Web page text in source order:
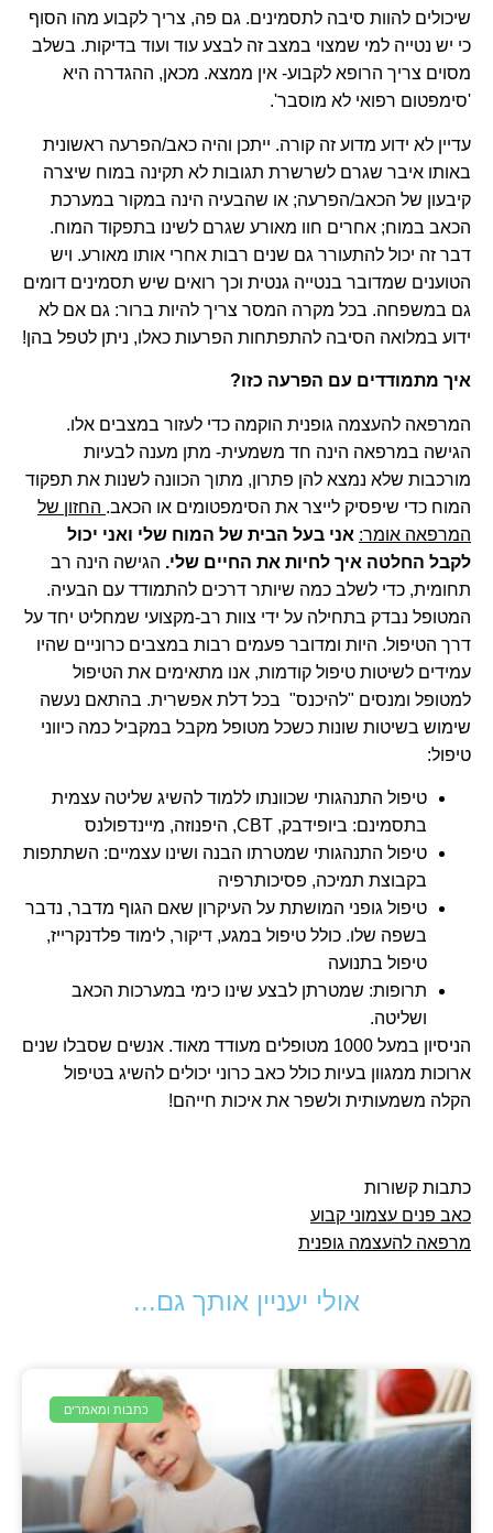
שיכולים להוות סיבה לתסמינים. גם פה, צריך לקבוע מהו הסוף
כי יש נטייה למי שמצוי במצב זה לבצע עוד ועוד בדיקות. בשלב
מסוים צריך הרופא לקבוע- אין ממצא. מכאן, ההגדרה היא
'סימפטום רפואי לא מוסבר'.
עדיין לא ידוע מדוע זה קורה. ייתכן והיה כאב/הפרעה ראשונית
באותו איבר שגרם לשרשרת תגובות לא תקינה במוח שיצרה
קיבעון של הכאב/הפרעה; או שהבעיה הינה במקור במערכת
הכאב במוח; אחרים חוו מאורע שגרם לשינו בתפקוד המוח.
דבר זה יכול להתעורר גם שנים רבות אחרי אותו מאורע. ויש
הטוענים שמדובר בנטייה גנטית וכך רואים שיש תסמינים דומים
גם במשפחה. בכל מקרה המסר צריך להיות ברור: גם אם לא
ידוע במלואה הסיבה להתפתחות הפרעות כאלו, ניתן לטפל בהן!
איך מתמודדים עם הפרעה כזו?
המרפאה להעצמה גופנית הוקמה כדי לעזור במצבים אלו.
הגישה במרפאה הינה חד משמעית- מתן מענה לבעיות
מורכבות שלא נמצא להן פתרון, מתוך הכוונה לשנות את תפקוד
המוח כדי שיפסיק לייצר את הסימפטומים או הכאב. החזון של
המרפאה אומר: אני בעל הבית של המוח שלי ואני יכול
לקבל החלטה איך לחיות את החיים שלי. הגישה הינה רב
תחומית, כדי לשלב כמה שיותר דרכים להתמודד עם הבעיה.
המטופל נבדק בתחילה על ידי צוות רב-מקצועי שמחליט יחד על
דרך הטיפול. היות ומדובר פעמים רבות במצבים כרוניים שהיו
עמידים לשיטות טיפול קודמות, אנו מתאימים את הטיפול
למטופל ומנסים "להיכנס" בכל דלת אפשרית. בהתאם נעשה
שימוש בשיטות שונות כשכל מטופל מקבל במקביל כמה כיווני
טיפול:
טיפול התנהגותי שכוונתו ללמוד להשיג שליטה עצמית
בתסמינם: ביופידבק, CBT, היפנוזה, מיינדפולנס
טיפול התנהגותי שמטרתו הבנה ושינו עצמיים: השתתפות
בקבוצת תמיכה, פסיכותרפיה
טיפול גופני המושתת על העיקרון שאם הגוף מדבר, נדבר
בשפה שלו. כולל טיפול במגע, דיקור, לימוד פלדנקרייז,
טיפול בתנועה
תרופות: שמטרתן לבצע שינו כימי במערכות הכאב
ושליטה.
הניסיון במעל 1000 מטופלים מעודד מאוד. אנשים שסבלו שנים
ארוכות ממגוון בעיות כולל כאב כרוני יכולים להשיג בטיפול
הקלה משמעותית ולשפר את איכות חייהם!
כתבות קשורות
כאב פנים עצמוני קבוע
מרפאה להעצמה גופנית
אולי יעניין אותך גם...
כתבות ומאמרים